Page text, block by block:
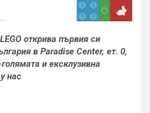
открива първия си
в Paradise Center, ет. 0,
и ексклузивна
нас